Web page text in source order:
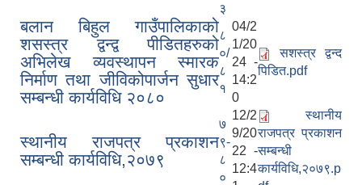
३
बलान बिहुल गाउँपालिकाको
शसस्त्र द्वन्द्व पीडितहरुको
अभिलेख व्यवस्थापन स्मारक
निर्माण तथा जीविकोपार्जन सुधार
सम्बन्धी कार्यविधि २०८०
८
०/
८
१
04/2
1/20
24 -
14:2
0
सशस्त्र द्वन्द
पिडित.pdf
स्थानीय राजपत्र प्रकाशन
सम्बन्धी कार्यविधि,२०७९
७
९-
८
०
12/2
9/20
22 -
12:4
स्थानीय
राजपत्र प्रकाशन
सम्बन्धी
कार्यविधि,२०७९.p